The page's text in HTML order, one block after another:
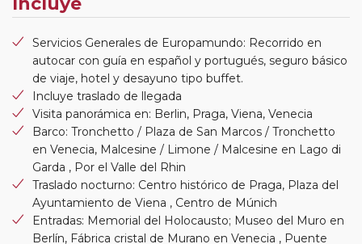
Servicios Generales de Europamundo: Recorrido en
autocar con guía en español y portugués, seguro básico
de viaje, hotel y desayuno tipo buffet.
Incluye traslado de llegada
Visita panorámica en: Berlin, Praga, Viena, Venecia
Barco: Tronchetto / Plaza de San Marcos / Tronchetto
en Venecia, Malcesine / Limone / Malcesine en Lago di
Garda , Por el Valle del Rhin
Traslado nocturno: Centro histórico de Praga, Plaza del
Ayuntamiento de Viena , Centro de Múnich
Entradas: Memorial del Holocausto; Museo del Muro en
Berlín, Fábrica cristal de Murano en Venecia , Puente